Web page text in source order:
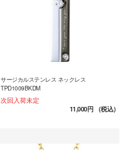
サージカルステンレス ネックレス
TPD1009BKDM
次回入荷未定
11,000円（税込）